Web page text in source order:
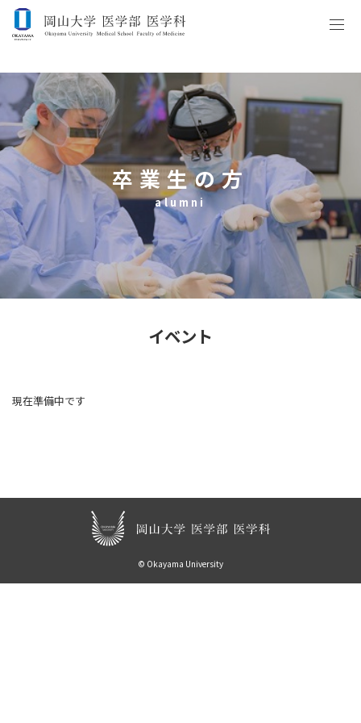
卒業生の方
alumni
イベント
現在準備中です
© Okayama University